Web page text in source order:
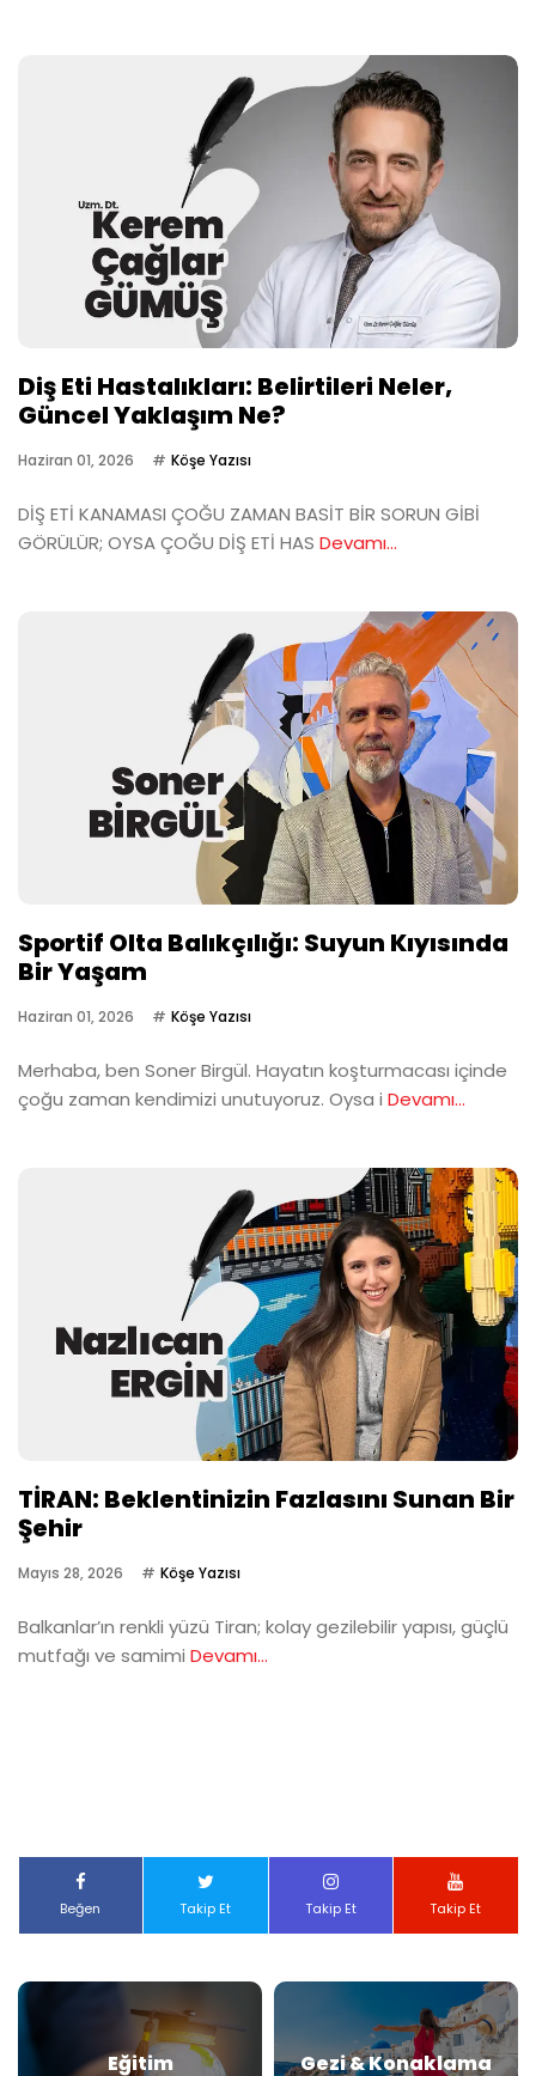
Diş Eti Hastalıkları: Belirtileri Neler,
Güncel Yaklaşım Ne?
Haziran 01, 2026 Köşe Yazısı
DİŞ ETİ KANAMASI ÇOĞU ZAMAN BASİT BİR SORUN GİBİ
GÖRÜLÜR; OYSA ÇOĞU DİŞ ETİ HAS Devamı...
Sportif Olta Balıkçılığı: Suyun Kıyısında
Bir Yaşam
Haziran 01, 2026 Köşe Yazısı
Merhaba, ben Soner Birgül. Hayatın koşturmacası içinde
çoğu zaman kendimizi unutuyoruz. Oysa i Devamı...
TİRAN: Beklentinizin Fazlasını Sunan Bir
Şehir
Mayıs 28, 2026 Köşe Yazısı
Balkanlar’ın renkli yüzü Tiran; kolay gezilebilir yapısı, güçlü
mutfağı ve samimi Devamı...
Beğen Takip Et Takip Et Takip Et
Eğitim Gezi & Konaklama